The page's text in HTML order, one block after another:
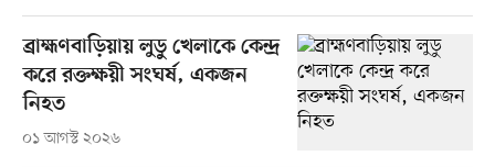
ব্রাহ্মণবাড়িয়ায় লুডু খেলাকে কেন্দ্র
করে রক্তক্ষয়ী সংঘর্ষ, একজন
নিহত
০১ আগস্ট ২০২৬